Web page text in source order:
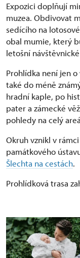
Expozici doplňují
muzea. Obdivovat
sedícího na
obal mumie, který
letošní
Prohlídka není jen
také do méně
hradní kaple, po
pater a zámecké
pohledy na celý
Okruh vznikl v
památkového
Šlechta na cestách.
Prohlídková trasa